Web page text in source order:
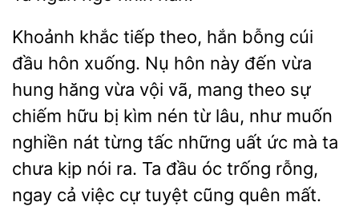
Khoảnh khắc tiếp theo, hắn bỗng cúi
đầu hôn xuống. Nụ hôn này đến vừa
hung hăng vừa vội vã, mang theo sự
chiếm hữu bị kìm nén từ lâu, như muốn
nghiền nát từng tấc những uất ức mà ta
chưa kịp nói ra. Ta đầu óc trống rỗng,
ngay cả việc cự tuyệt
quên mất.